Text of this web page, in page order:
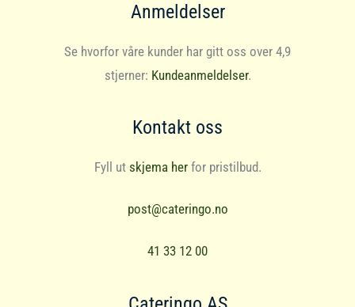
Anmeldelser
Se hvorfor våre kunder har gitt oss over 4,9
stjerner: Kundeanmeldelser.
Kontakt oss
Fyll ut skjema herfor pristilbud.
post@cateringo.no
41 33 12 00